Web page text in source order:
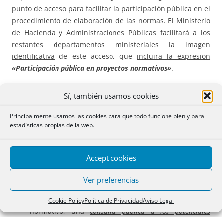
Sí, también usamos cookies
Principalmente usamos las cookies para que todo funcione bien y para
estadísticas propias de la web.
Accept cookies
Ver preferencias
Cookie PolicyPolítica de PrivacidadAviso Legal
punto de acceso para facilitar la participación pública en el
procedimiento de elaboración de las normas. El Ministerio
de Hacienda y Administraciones Públicas facilitará a los
restantes departamentos ministeriales la imagen
identificativa de este acceso, que incluirá la expresión
«Participación pública en proyectos normativos».
Todo ello venía ya impuesto, con rango de Ley, por la
Ley
Art. 26,
establecía 2 vías para posibilitar la participación de
ciudadanos, organizaciones y asociaciones en el proceso
reglamentarias impulsados por la Administración General
con carácter previo a la elaboración del texto
normativo, unaconsulta pública a los potenciales